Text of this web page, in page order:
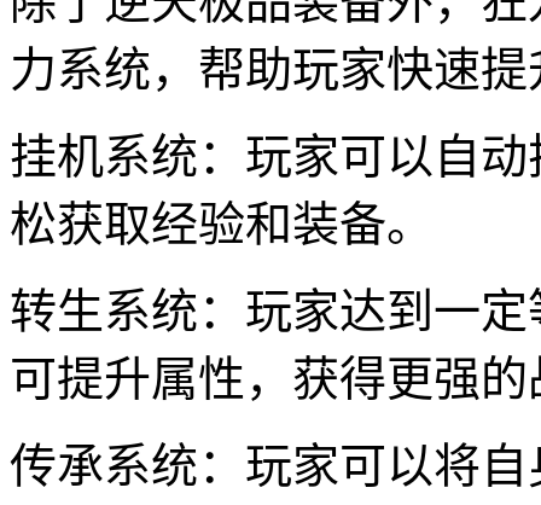
力系统，帮助玩家快速
挂机系统：玩家可以自
松获取经验和装备。
转生系统：玩家达到一
可提升属性，获得更强
传承系统：玩家可以将